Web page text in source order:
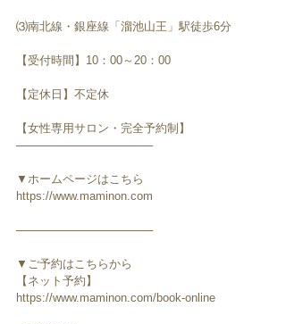
⑶南北線・銀座線「溜池山王」駅徒歩6分
【受付時間】10：00～20：00
【定休日】不定休
【女性専用サロン・完全予約制】
─────────────────
▼ホームページはこちら
https://www.maminon.com
─────────────────
▼ご予約はこちらから
【ネット予約】
https://www.maminon.com/book-online